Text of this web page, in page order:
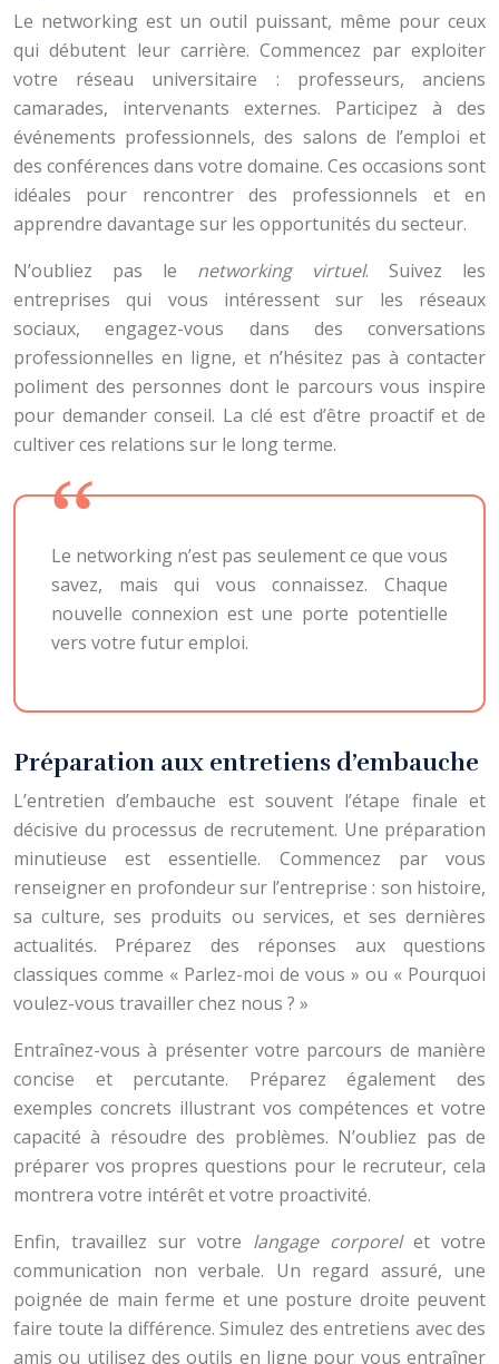
Le networking est un outil puissant, même pour ceux
qui débutent leur carrière. Commencez par exploiter
votre réseau universitaire : professeurs, anciens
camarades, intervenants externes. Participez à des
événements professionnels, des salons de l’emploi et
des conférences dans votre domaine. Ces occasions sont
idéales pour rencontrer des professionnels et en
apprendre davantage sur les opportunités du secteur.
N’oubliez pas le networking virtuel. Suivez les
entreprises qui vous intéressent sur les réseaux
sociaux, engagez-vous dans des conversations
professionnelles en ligne, et n’hésitez pas à contacter
poliment des personnes dont le parcours vous inspire
pour demander conseil. La clé est d’être proactif et de
cultiver ces relations sur le long terme.
Le networking n’est pas seulement ce que vous
savez, mais qui vous connaissez. Chaque
nouvelle connexion est une porte potentielle
vers votre futur emploi.
Préparation aux entretiens d’embauche
L’entretien d’embauche est souvent l’étape finale et
décisive du processus de recrutement. Une préparation
minutieuse est essentielle. Commencez par vous
renseigner en profondeur sur l’entreprise : son histoire,
sa culture, ses produits ou services, et ses dernières
actualités. Préparez des réponses aux questions
classiques comme « Parlez-moi de vous » ou « Pourquoi
voulez-vous travailler chez nous ? »
Entraînez-vous à présenter votre parcours de manière
concise et percutante. Préparez également des
exemples concrets illustrant vos compétences et votre
capacité à résoudre des problèmes. N’oubliez pas de
préparer vos propres questions pour le recruteur, cela
montrera votre intérêt et votre proactivité.
Enfin, travaillez sur votre langage corporelet votre
communication non verbale. Un regard assuré, une
poignée de main ferme et une posture droite peuvent
faire toute la différence. Simulez des entretiens avec des
amis ou utilisez des outils en ligne pour vous entraîner